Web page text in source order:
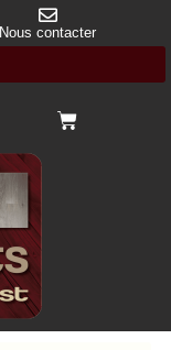
Nous contacter